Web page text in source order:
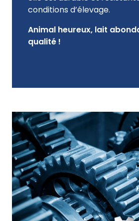
conditions d’élevage.
Animal heureux, lait
qualité !